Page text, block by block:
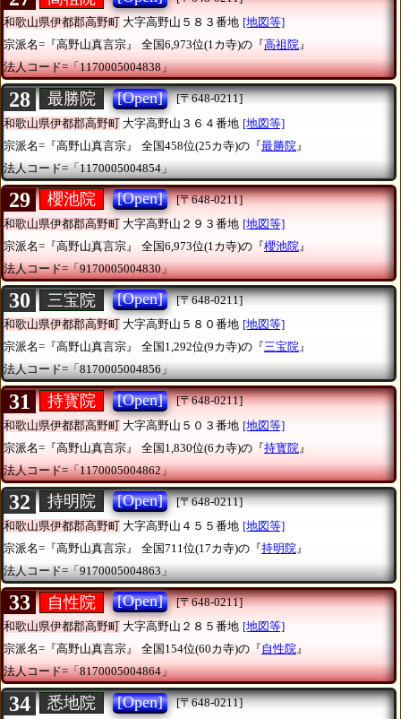
和歌山県伊都郡高野町 大字高野山５８３番地 [地図等]
宗派名=『高野山真言宗』
全国6,973位(1カ寺)の『高祖院』
法人コード=「1170005004838」
28 最勝院 [Open]
[〒648-0211]
和歌山県伊都郡高野町 大字高野山３６４番地 [地図等]
宗派名=『高野山真言宗』
全国458位(25カ寺)の『最勝院 』
法人コード=「1170005004854」
29 櫻池院 [Open]
[〒648-0211]
和歌山県伊都郡高野町 大字高野山２９３番地 [地図等]
宗派名=『高野山真言宗』
全国6,973位(1カ寺)の『櫻池院 』
法人コード=「9170005004830」
30 三宝院 [Open]
[〒648-0211]
和歌山県伊都郡高野町 大字高野山５８０番地 [地図等]
宗派名=『高野山真言宗』
全国1,292位(9カ寺)の『三宝院』
法人コード=「8170005004856」
31 持寳院 [Open]
[〒648-0211]
和歌山県伊都郡高野町 大字高野山５０３番地 [地図等]
宗派名=『高野山真言宗』
全国1,830位(6カ寺)の『持寳院 』
法人コード=「1170005004862」
32 持明院 [Open]
[〒648-0211]
和歌山県伊都郡高野町 大字高野山４５５番地 [地図等]
宗派名=『高野山真言宗』
全国711位(17カ寺)の『持明院 』
法人コード=「9170005004863」
33 自性院 [Open]
[〒648-0211]
和歌山県伊都郡高野町 大字高野山２８５番地 [地図等]
宗派名=『高野山真言宗』
全国154位(60カ寺)の『自性院』
法人コード=「8170005004864」
34 悉地院 [Open]
[〒648-0211]